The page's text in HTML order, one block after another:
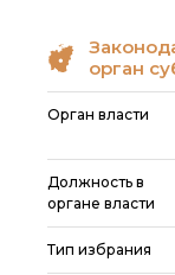
орган
Орган власти
Должность в
органе власти
Тип избрания